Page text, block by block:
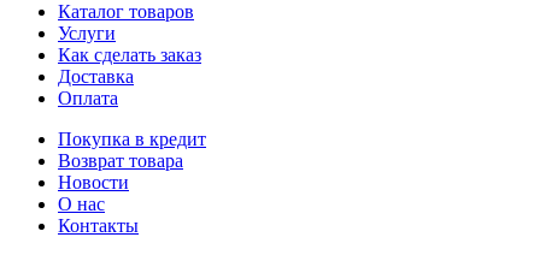
Каталог товаров
Услуги
Как сделать заказ
Доставка
Оплата
Покупка в кредит
Возврат товара
Новости
О нас
Контакты